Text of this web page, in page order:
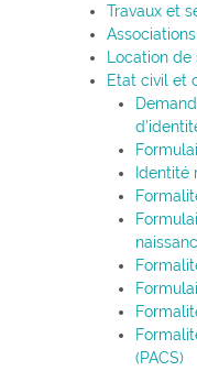
Travaux et
Associations
Location
Etat civil et
Identité
(PACS)